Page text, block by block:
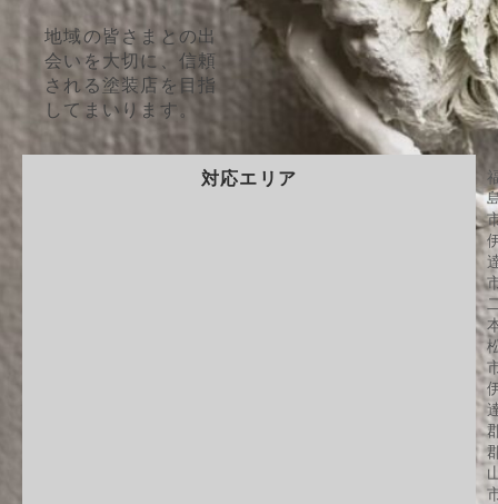
地域の皆さまとの出
会いを大切に、信頼
される塗装店を目指
してまいります。
対応エリア